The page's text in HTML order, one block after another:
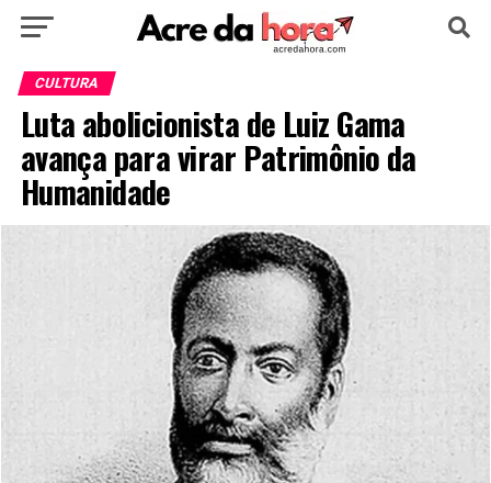
HOME
EDUCAÇÃO NOTÍCIA MUNDO
CULTURA
Luta abolicionista de Luiz Gama
avança para virar Patrimônio da
Humanidade